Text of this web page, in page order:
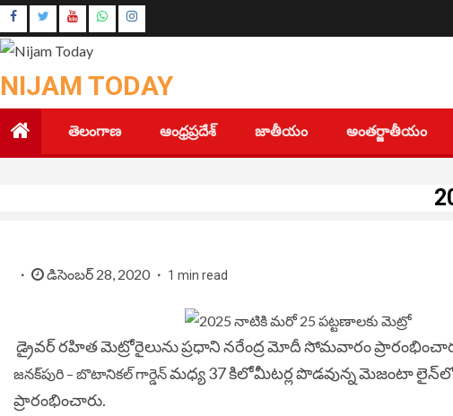
Skip
to
content
Youtube
Instagram
NIJAM TODAY
తెలంగాణ ఆంధ్రప్రదేశ్ జాతీయం అంతర్జాతీయం
డిసెంబర్ 28, 2020 1 min read
డ్రైవర్ రహిత మెట్రోరైలును ప్రధాని నరేంద్ర మోదీ సోమవారం
జనక్‌పురి – బొటానికల్ గార్డెన్మధ్య 37 కిలోమీటర్ల పొడవున్న మెజంటా
ప్రారంభించారు.